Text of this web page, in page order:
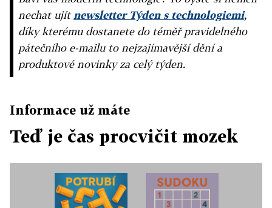
nechat ujít newsletter Týden s technologiemi,
díky kterému dostanete do téměř pravidelného
pátečního e-mailu to nejzajímavější dění a
produktové novinky za celý týden.
Informace už máte
Teď je čas procvičit mozek